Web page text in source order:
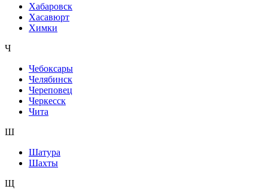
Хабаровск
Хасавюрт
Химки
Ч
Чебоксары
Челябинск
Череповец
Черкесск
Чита
Ш
Шатура
Шахты
Щ